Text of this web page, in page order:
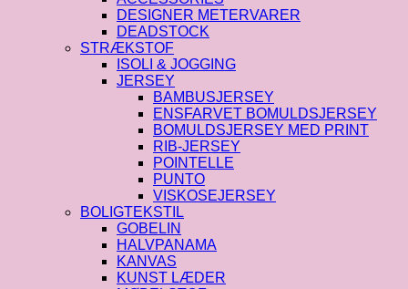
DESIGNER METERVARER
DEADSTOCK
STRÆKSTOF
ISOLI & JOGGING
JERSEY
BAMBUSJERSEY
ENSFARVET BOMULDSJERSEY
BOMULDSJERSEY MED PRINT
RIB-JERSEY
POINTELLE
PUNTO
VISKOSEJERSEY
BOLIGTEKSTIL
GOBELIN
HALVPANAMA
KANVAS
KUNST LÆDER